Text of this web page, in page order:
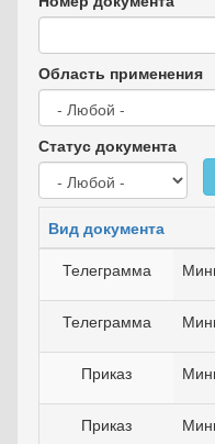
Область применения
Статус документа
Вид документа
Телеграмма
Телеграмма
Приказ
Приказ